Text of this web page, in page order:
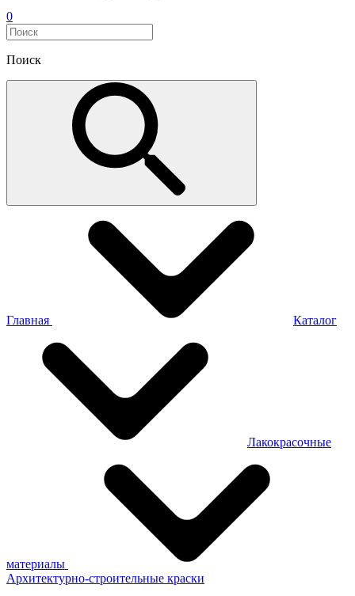
0
Поиск
Главная Каталог
Лакокрасочные
материалы
Архитектурно-строительные краски